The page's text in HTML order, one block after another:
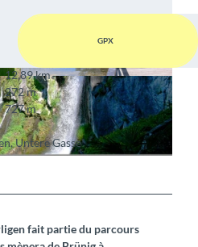
© Pilgerwege Schweiz
GPX
12,89 km
272 m
727 m
Untere Gasse
fait partie du parcours